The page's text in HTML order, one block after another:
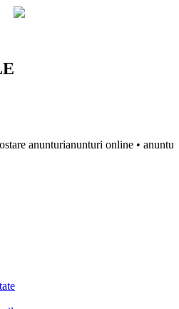
anunturianunturi online •